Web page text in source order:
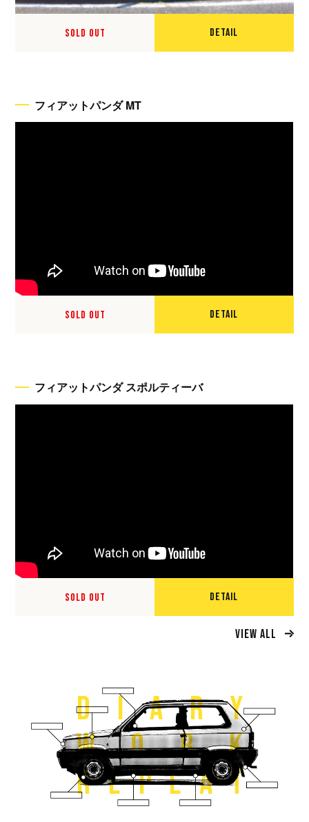
SOLD OUT DETAIL
フィアットパンダ MT
SOLD OUT DETAIL
フィアットパンダ スポルティーバ
SOLD OUT DETAIL
VIEW ALL
D I A R
Y
W
O R
K
R E P E A T